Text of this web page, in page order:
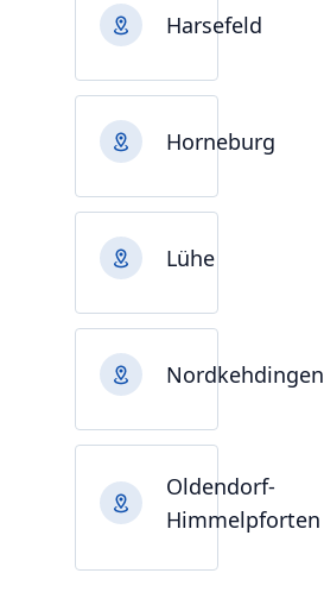
Harsefeld
Horneburg
Lühe
Nordkehdingen
Oldendorf-
Himmelpforten